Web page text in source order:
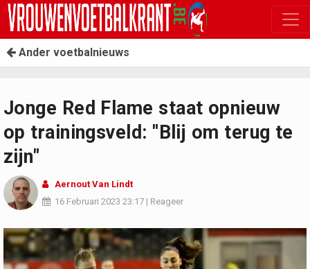
Ander voetbalnieuws
Jonge Red Flame staat opnieuw
op trainingsveld: "Blij om terug te
zijn"
Aernout Van Lindt
16 Februari 2023 23:17 | Reageer